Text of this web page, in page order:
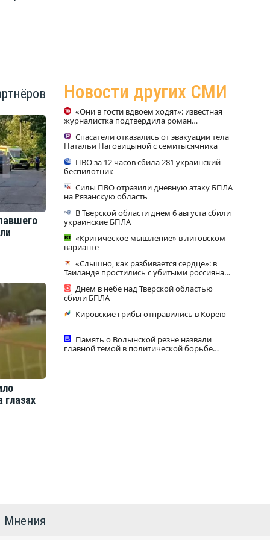
глазах
Новости других СМИ
«Они в гости вдвоем ходят»: известная
журналистка подтвердила роман
Спасатели отказались от эвакуации тела
Натальи Наговицыной с семитысячника
ПВО за 12 часов сбила 281 украинский
беспилотник
Силы ПВО отразили дневную атаку БПЛА
на Рязанскую область
В Тверской области днем 6 августа сбили
украинские БПЛА
«Критическое мышление» в литовском
варианте
«Слышно, как разбивается сердце»: в
Таиланде простились с убитыми россиянами
Днем в небе над Тверской областью
сбили БПЛА
Кировские грибы отправились в Корею
Память о Волынской резне назвали
главной темой в политической борьбе
Мнения